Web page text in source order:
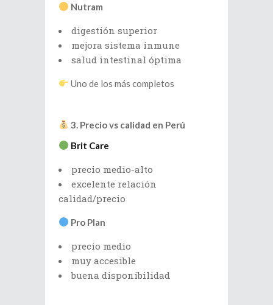
Nutram
digestión superior
mejora sistema inmune
salud intestinal óptima
Uno de los más completos
3. Precio vs calidad en Perú
Brit Care
precio medio-alto
excelente relación
calidad/precio
Pro Plan
precio medio
muy accesible
buena disponibilidad